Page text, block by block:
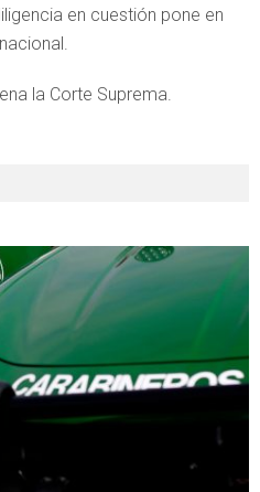
en cuestión pone en
la Corte Suprema.